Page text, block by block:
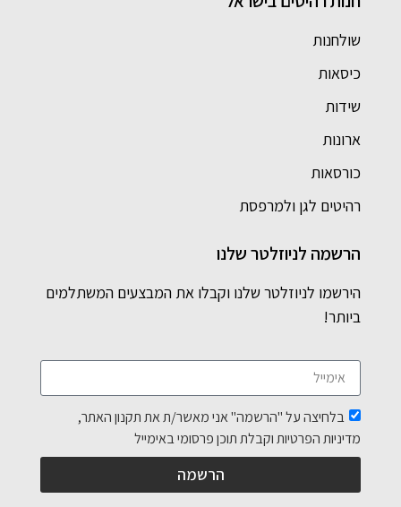
שולחנות
כיסאות
שידות
ארונות
כורסאות
רהיטים לגן ולמרפסת
הרשמה לניוזלטר שלנו
הירשמו לניוזלטר שלנו וקבלו את המבצעים המשתלמים
ביותר!
בלחיצה על "הרשמה" אני מאשר/ת את תקנון האתר,
מדיניות הפרטיות וקבלת תוכן פרסומי באימייל
הרשמה